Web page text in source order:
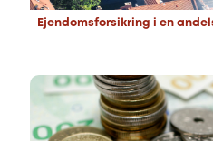
Ejendomsforsikring i en